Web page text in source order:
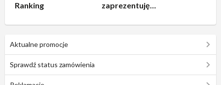
Ranking
zaprezentuję
Aktualne promocje
Sprawdź status zamówienia